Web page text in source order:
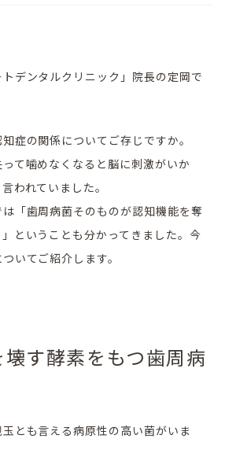
デンタルクリニック」院長の定岡で
症の関係についてご存じですか。
て噛めなくなると脳に刺激がいか
われていました。
「歯周病菌そのものが認知機能を奪
ということも分かってきました。今
いてご紹介します。
す酵素をもつ歯周病
とも言える病原性の高い菌がいま